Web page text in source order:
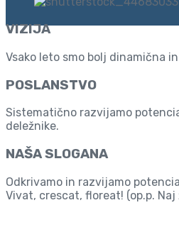
VIZIJA
Vsako leto smo bolj dinamična
POSLANSTVO
Sistematično razvijamo
deležnike.
NAŠA SLOGANA
Odkrivamo in razvijamo
Vivat, crescat, floreat! (op.p.